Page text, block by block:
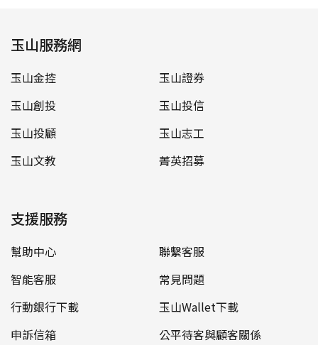
玉山服務網
玉山金控
玉山證券
玉山創投
玉山投信
玉山投顧
玉山志工
玉山文教
菁英招募
支援服務
幫助中心
聯繫客服
智能客服
常見問題
行動銀行下載
玉山Wallet下載
申訴信箱
公平待客與顧客關係